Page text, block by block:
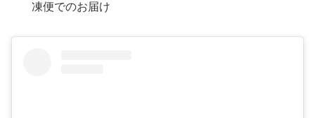
凍便でのお届け